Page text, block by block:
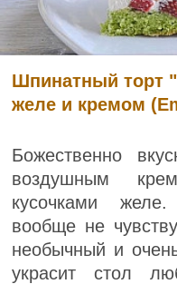
Шпинатный торт
желе и кремом
Божественно
воздушным
кусочками
вообще не
необычный и
украсит стол